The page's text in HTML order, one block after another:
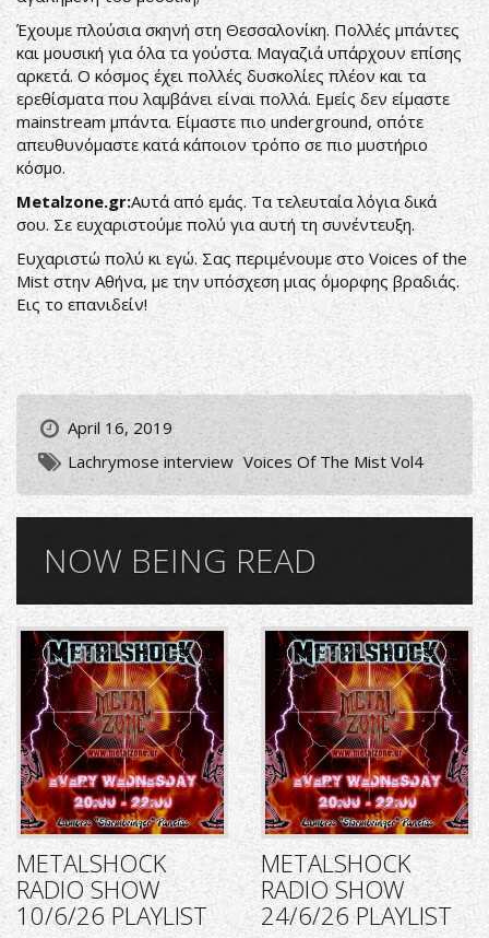
Έχουμε πλούσια σκηνή στη Θεσσαλονίκη. Πολλές μπάντες
και μουσική για όλα τα γούστα. Μαγαζιά υπάρχουν επίσης
αρκετά. Ο κόσμος έχει πολλές δυσκολίες πλέον και τα
ερεθίσματα που λαμβάνει είναι πολλά. Εμείς δεν είμαστε
mainstream μπάντα. Είμαστε πιο underground, οπότε
απευθυνόμαστε κατά κάποιον τρόπο σε πιο μυστήριο
κόσμο.
Metalzone.gr:Αυτά από εμάς. Τα τελευταία λόγια δικά
σου. Σε ευχαριστούμε πολύ για αυτή τη συνέντευξη.
Ευχαριστώ πολύ κι εγώ. Σας περιμένουμε στο Voices of the
Mist στην Αθήνα, με την υπόσχεση μιας όμορφης βραδιάς.
Εις το επανιδείν!
April 16, 2019
Lachrymose interview Voices Of The Mist Vol4
NOW BEING READ
METALSHOCK
RADIO SHOW
10/6/26 PLAYLIST
METALSHOCK
RADIO SHOW
24/6/26 PLAYLIST